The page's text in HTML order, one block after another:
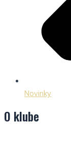
Novinky
O klube